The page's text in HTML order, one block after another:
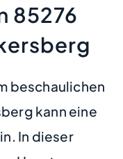
85276
beschaulichen
kann eine
In dieser